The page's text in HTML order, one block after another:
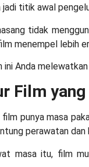
jadi titik awal
tidak
menempel lebih
ini Anda
Film yang
punya masa
perawatan dan
masa itu, film